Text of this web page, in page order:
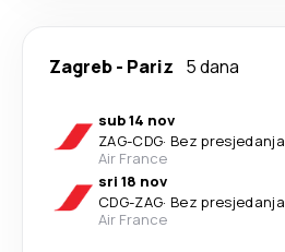
Zagreb- Pariz 5 dana
sub 14 nov
ZAG-CDG· Bez presjedanja
Air France
sri 18 nov
CDG-ZAG· Bez presjedanja
Air France